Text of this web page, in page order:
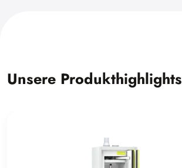
Unsere Produkthighlights